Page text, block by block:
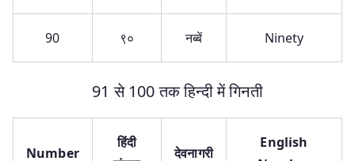
90 ९० नब्बें Ninety
91 से 100 तक हिन्दी में गिनती
Number
हिंदी
देवनागरी
English